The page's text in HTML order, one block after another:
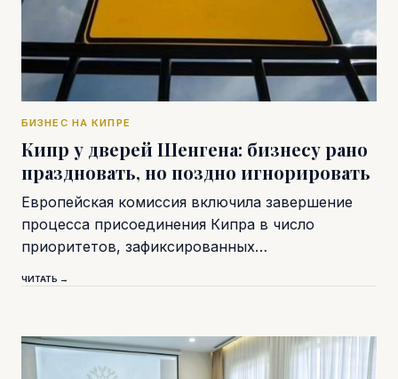
БИЗНЕС НА КИПРЕ
Кипр у дверей Шенгена: бизнесу рано
праздновать, но поздно игнорировать
Европейская комиссия включила завершение
процесса присоединения Кипра в число
приоритетов, зафиксированных…
ЧИТАТЬ →